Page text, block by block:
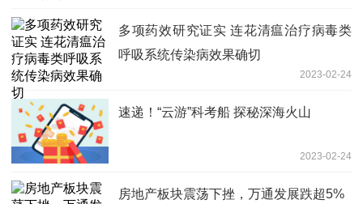
多项药效研究证实 连花清瘟治疗病毒类
呼吸系统传染病效果确切
2023-02-24
速递！“云游”科考船 探秘深海火山
2023-02-24
房地产板块震荡下挫，万通发展跌超5%